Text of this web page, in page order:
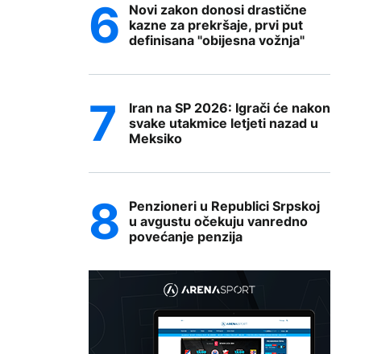
Novi zakon donosi drastične
kazne za prekršaje, prvi put
definisana "obijesna vožnja"
Iran na SP 2026: Igrači će nakon
svake utakmice letjeti nazad u
Meksiko
Penzioneri u Republici Srpskoj
u avgustu očekuju vanredno
povećanje penzija